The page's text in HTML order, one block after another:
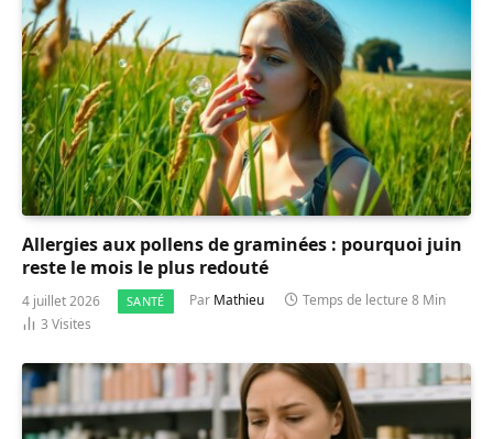
Allergies aux pollens de graminées : pourquoi juin
reste le mois le plus redouté
4 juillet 2026 SANTÉ Par Mathieu
Temps de lecture 8 Min
3 Visites